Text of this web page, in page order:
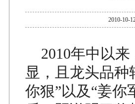
2010-
2010年中以来
显，且龙头品
你狠”以及“姜你